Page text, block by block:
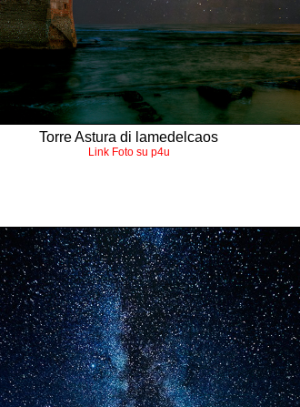
Torre Astura di lamedelcaos
Link Foto su p4u